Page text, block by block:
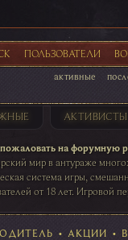
ПОЛЬЗОВАТЕЛИ
активные
АКТИВИСТЫ
на форумную
мир в антураже
система игры,
от 18 лет. Игровой
таблице игровой
31 ПОСТОВ 29
• АКЦИИ •